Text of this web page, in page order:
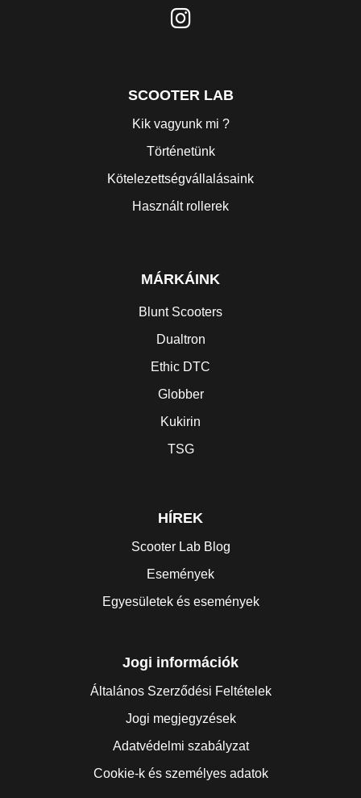
SCOOTER LAB
Kik vagyunk mi ?
Történetünk
Kötelezettségvállalásaink
Használt rollerek
MÁRKÁINK
Blunt Scooters
Dualtron
Ethic DTC
Globber
Kukirin
TSG
HÍREK
Scooter Lab Blog
Események
Egyesületek és események
Jogi információk
Általános Szerződési Feltételek
Jogi megjegyzések
Adatvédelmi szabályzat
Cookie-k és személyes adatok